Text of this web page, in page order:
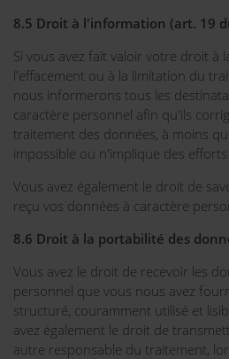
8.5 Droit à l'information (art. 19
Si vous avez fait valoir votre droit à
l'effacement ou à la limitation du
nous informerons tous les
caractère personnel afin qu'ils
traitement des données, à moins
impossible ou n'implique des
Vous avez également le droit de
reçu vos données à caractère
8.6 Droit à la portabilité des
Vous avez le droit de recevoir les
personnel que vous nous avez
structuré, couramment utilisé et
avez également le droit de
autre responsable du traitement,